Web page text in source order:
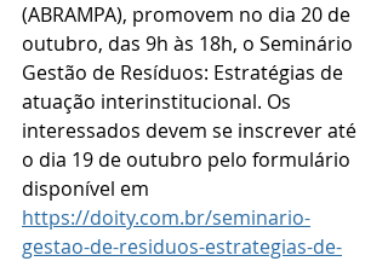
(ABRAMPA), promovem no dia 20 de
outubro, das 9h às 18h, o Seminário
Gestão de Resíduos: Estratégias de
atuação interinstitucional. Os
interessados devem se inscrever até
o dia 19 de outubro pelo formulário
disponível em
https://doity.com.br/seminario-
gestao-de-residuos-estrategias-de-